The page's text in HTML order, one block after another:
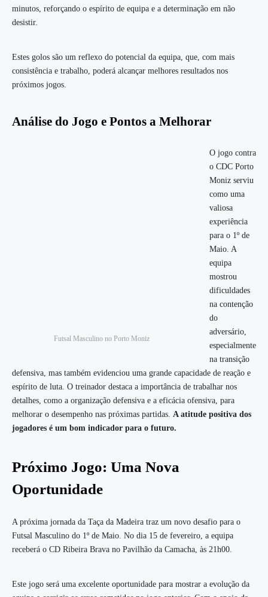
minutos, reforçando o espírito de equipa e a determinação em não
desistir.
Estes golos são um reflexo do potencial da equipa, que, com mais
consistência e trabalho, poderá alcançar melhores resultados nos
próximos jogos.
Análise do Jogo e Pontos a Melhorar
Futsal Masculino no Porto Moniz
O jogo contra
o CDC Porto
Moniz serviu
como uma
valiosa
experiência
para o 1º de
Maio. A
equipa
mostrou
dificuldades
na contenção
do
adversário,
especialmente
na transição
defensiva, mas também evidenciou uma grande capacidade de reação e
espírito de luta. O treinador destaca a importância de trabalhar nos
detalhes, como a organização defensiva e a eficácia ofensiva, para
melhorar o desempenho nas próximas partidas. A atitude positiva dos
jogadores é um bom indicador para o futuro.
Próximo Jogo: Uma Nova
Oportunidade
A próxima jornada da Taça da Madeira traz um novo desafio para o
Futsal Masculino do 1º de Maio. No dia 15 de fevereiro, a equipa
receberá o CD Ribeira Brava no Pavilhão da Camacha, às 21h00.
Este jogo será uma excelente oportunidade para mostrar a evolução da